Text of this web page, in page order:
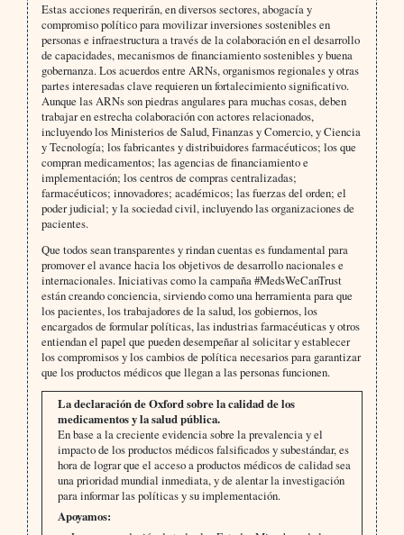
Estas acciones requerirán, en diversos sectores, abogacía y
compromiso político para movilizar inversiones sostenibles en
personas e infraestructura a través de la colaboración en el desarrollo
de capacidades, mecanismos de financiamiento sostenibles y buena
gobernanza. Los acuerdos entre ARNs, organismos regionales y otras
partes interesadas clave requieren un fortalecimiento significativo.
Aunque las ARNs son piedras angulares para muchas cosas, deben
trabajar en estrecha colaboración con actores relacionados,
incluyendo los Ministerios de Salud, Finanzas y Comercio, y Ciencia
y Tecnología; los fabricantes y distribuidores farmacéuticos; los que
compran medicamentos; las agencias de financiamiento e
implementación; los centros de compras centralizadas;
farmacéuticos; innovadores; académicos; las fuerzas del orden; el
poder judicial; y la sociedad civil, incluyendo las organizaciones de
pacientes.
Que todos sean transparentes y rindan cuentas es fundamental para
promover el avance hacia los objetivos de desarrollo nacionales e
internacionales. Iniciativas como la campaña #MedsWeCanTrust
están creando conciencia, sirviendo como una herramienta para que
los pacientes, los trabajadores de la salud, los gobiernos, los
encargados de formular políticas, las industrias farmacéuticas y otros
entiendan el papel que pueden desempeñar al solicitar y establecer
los compromisos y los cambios de política necesarios para garantizar
que los productos médicos que llegan a las personas funcionen.
La declaración de Oxford sobre la calidad de los
medicamentos y la salud pública.
En base a la creciente evidencia sobre la prevalencia y el
impacto de los productos médicos falsificados y subestándar, es
hora de lograr que el acceso a productos médicos de calidad sea
una prioridad mundial inmediata, y de alentar la investigación
para informar las políticas y su implementación.
Apoyamos: